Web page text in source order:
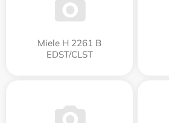
Miele H 2261 B
EDST/CLST